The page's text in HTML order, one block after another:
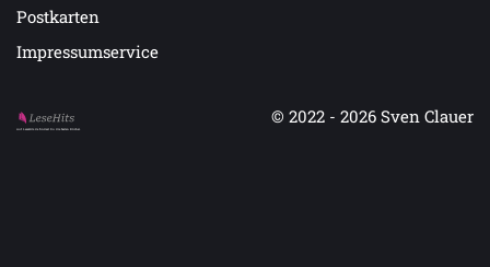
Postkarten
Impressumservice
Auf LeseHits.de findest Du die besten Bücher.
© 2022 - 2026 Sven Clauer